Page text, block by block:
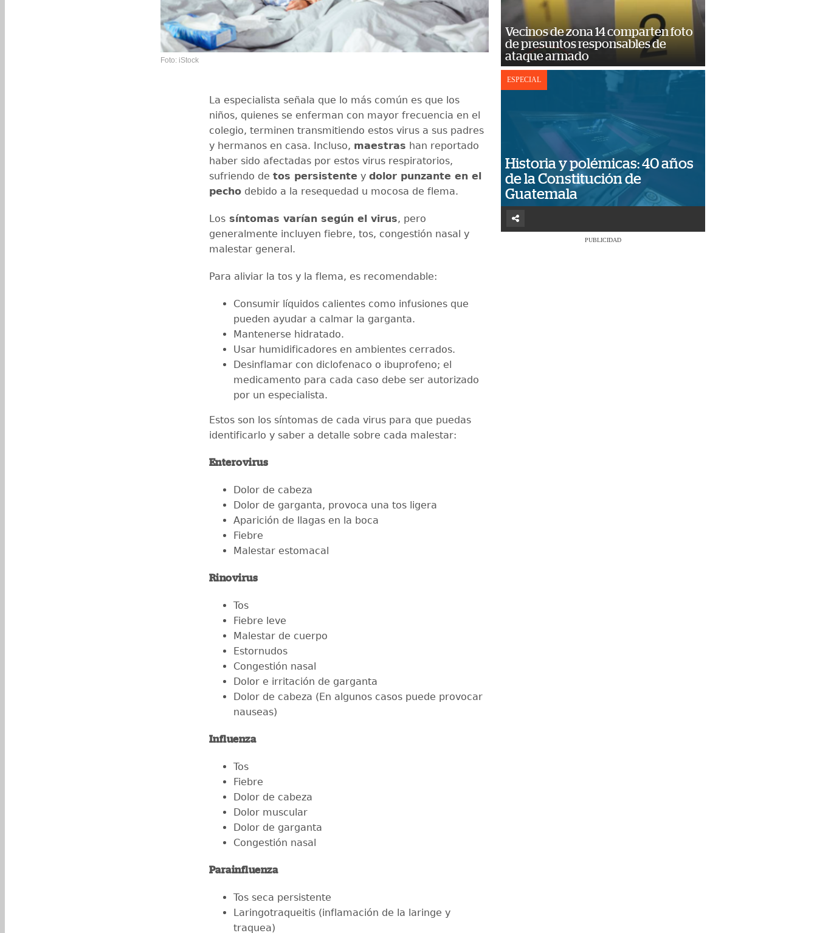
Foto: iStock
La especialista señala que lo más común es que los
niños, quienes se enferman con mayor frecuencia en el
colegio, terminen transmitiendo estos virus a sus padres
y hermanos en casa. Incluso, maestras han reportado
haber sido afectadas por estos virus respiratorios,
sufriendo de tos persistente y dolor punzante en el
pecho debido a la resequedad u mocosa de flema.
Los síntomas varían según el virus, pero
generalmente incluyen fiebre, tos, congestión nasal y
malestar general.
Para aliviar la tos y la flema, es recomendable:
Consumir líquidos calientes como infusiones que
pueden ayudar a calmar la garganta.
Mantenerse hidratado.
Usar humidificadores en ambientes cerrados.
Desinflamar con diclofenaco o ibuprofeno; el
medicamento para cada caso debe ser autorizado
por un especialista.
Estos son los síntomas de cada virus para que puedas
identificarlo y saber a detalle sobre cada malestar:
Enterovirus
Dolor de cabeza
Dolor de garganta, provoca una tos ligera
Aparición de llagas en la boca
Fiebre
Malestar estomacal
Rinovirus
Tos
Fiebre leve
Malestar de cuerpo
Estornudos
Congestión nasal
Dolor e irritación de garganta
Dolor de cabeza (En algunos casos puede provocar
nauseas)
Influenza
Tos
Fiebre
Dolor de cabeza
Dolor muscular
Dolor de garganta
Congestión nasal
Parainfluenza
Tos seca persistente
Laringotraqueitis (inflamación de la laringe y
traquea)
Vecinos de zona 14 comparten foto
de presuntos responsables de
ataque armado
ESPECIAL
Historia y polémicas: 40 años
de la Constitución de
Guatemala
PUBLICIDAD